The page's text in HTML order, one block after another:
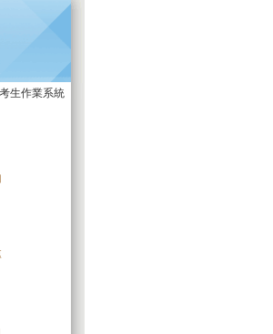
考生作業系統